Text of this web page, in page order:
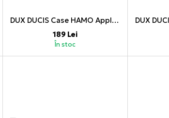
DUX DUCIS Case HAMO Apple Watch Series 7/8 (45MM), Black
189 Lei
În stoc